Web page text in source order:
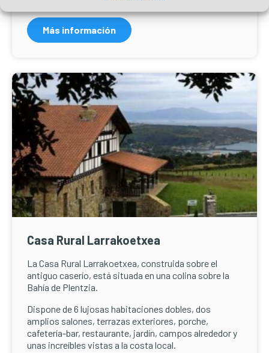
Más información
Casa Rural Larrakoetxea
La Casa Rural Larrakoetxea, construida sobre el
antiguo caserío, está situada en una colina sobre la
Bahía de Plentzia.
Dispone de 6 lujosas habitaciones dobles, dos
amplios salones, terrazas exteriores, porche,
cafetería-bar, restaurante, jardín, campos alrededor y
unas increíbles vistas a la costa local.